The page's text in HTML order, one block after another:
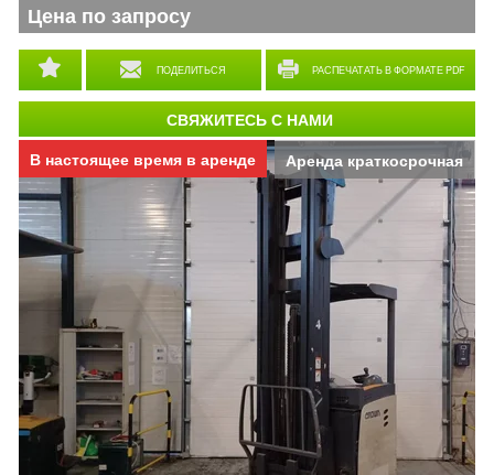
Аренда краткосрочная
В настоящее время в аренде
ПОДЕЛИТЬСЯ РАСПЕЧАТАТЬ В ФОРМАТЕ PDF
Цена по запросу
СВЯЖИТЕСЬ С НАМИ